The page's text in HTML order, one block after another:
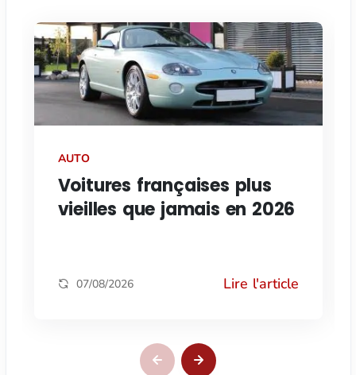
AUTO
Voitures françaises plus
vieilles que jamais en 2026
07/08/2026 Lire l'article